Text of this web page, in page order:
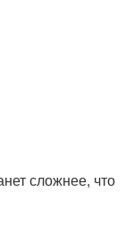
сложнее, что